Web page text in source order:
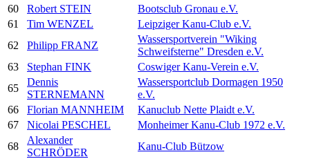
60
Robert STEIN
Bootsclub Gronau e.V.
61
Tim WENZEL
Leipziger Kanu-Club e.V.
62
Philipp FRANZ
Wassersportverein "Wiking
Schweifsterne" Dresden e.V.
63
Stephan FINK
Coswiger Kanu-Verein e.V.
65
Dennis
STERNEMANN
Wassersportclub Dormagen 1950
e.V.
66
Florian MANNHEIM
Kanuclub Nette Plaidt e.V.
67
Nicolai PESCHEL
Monheimer Kanu-Club 1972 e.V.
68
Alexander
SCHRÖDER
Kanu-Club Bützow